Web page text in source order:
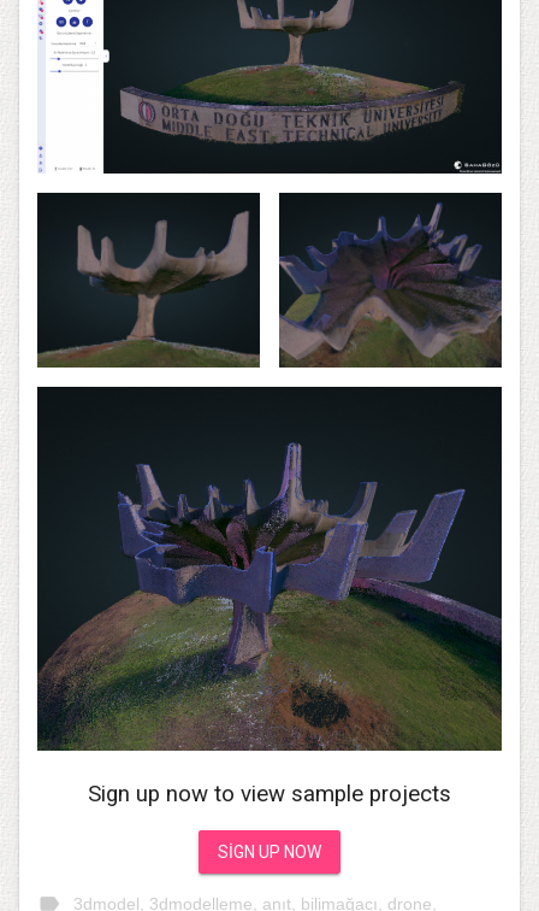
Sign up now to view sample projects
SIGN UP NOW
label 3dmodel 3dmodelleme anıt bilimağacı drone